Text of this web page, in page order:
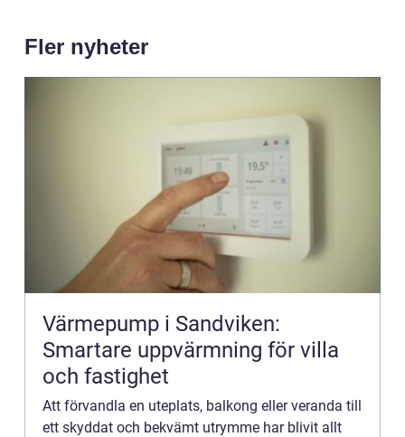
Fler nyheter
Värmepump i Sandviken:
Smartare uppvärmning för villa
och fastighet
Att förvandla en uteplats, balkong eller veranda till
ett skyddat och bekvämt utrymme har blivit allt